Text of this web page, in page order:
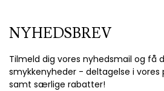
NYHEDSBREV
Tilmeld dig vores nyhedsmail og få
smykkenyheder - deltagelse i
samt særlige rabatter!